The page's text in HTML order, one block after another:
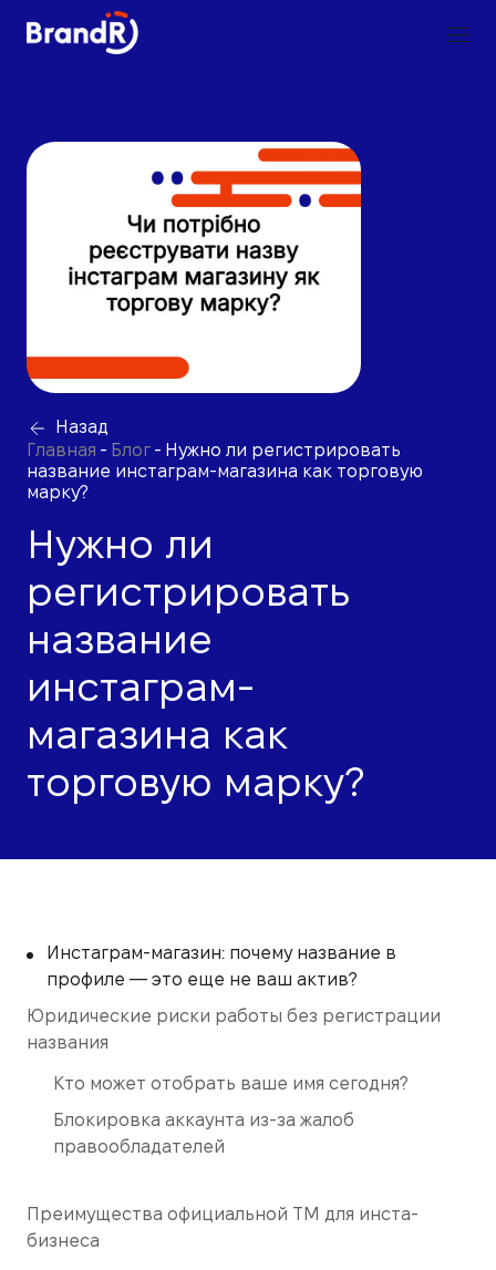
Назад
Главная - Блог - Нужно ли регистрировать
название инстаграм-магазина как торговую
марку?
Нужно ли
регистрировать
название
инстаграм-
магазина как
торговую марку?
Инстаграм-магазин: почему название в
профиле — это еще не ваш актив?
Юридические риски работы без регистрации
названия
Кто может отобрать ваше имя сегодня?
Блокировка аккаунта из-за жалоб
правообладателей
Преимущества официальной ТМ для инста-
бизнеса